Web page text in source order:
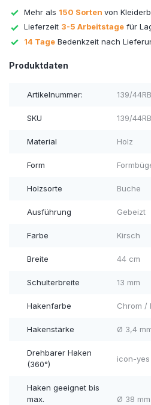
Mehr als 150 Sorten von
Lieferzeit 3-5 Arbeitstage für
14 Tage Bedenkzeit nach
Produktdaten
Artikelnummer: 139/
SKU 139/
Material Holz
Form
Holzsorte Buche
Ausführung Gebeizt
Farbe Kirsch
Breite 44 cm
Schulterbreite 13 mm
Hakenfarbe Chrom /
Hakenstärke Ø 3,4
Drehbarer Haken
(360°)
icon-yes
Haken geeignet bis
max.
Ø 38 mm